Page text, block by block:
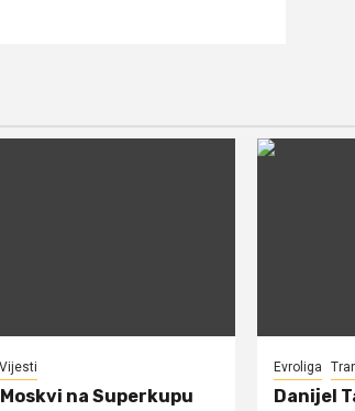
na Superkupu
Evroliga
Danijel